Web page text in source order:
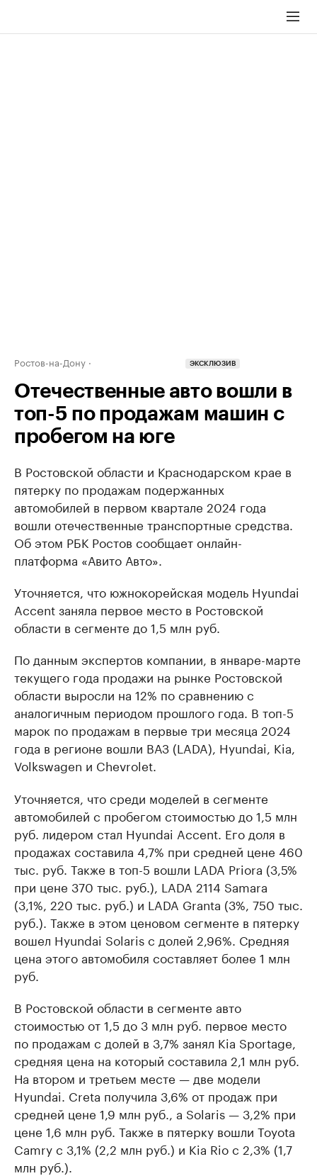
Ростов-на-Дону ЭКСКЛЮЗИВ
Отечественные авто вошли в
топ-5 по продажам машин с
пробегом на юге
В Ростовской области и Краснодарском крае в
пятерку по продажам подержанных
автомобилей в первом квартале 2024 года
вошли отечественные транспортные средства.
Об этом РБК Ростов сообщает онлайн-
платформа «Авито Авто».
Уточняется, что южнокорейская модель Hyundai
Accent заняла первое место в Ростовской
области в сегменте до 1,5 млн руб.
По данным экспертов компании, в январе-марте
текущего года продажи на рынке Ростовской
области выросли на 12% по сравнению с
аналогичным периодом прошлого года. В топ-5
марок по продажам в первые три месяца 2024
года в регионе вошли ВАЗ (LADA), Hyundai, Kia,
Volkswagen и Chevrolet.
Уточняется, что среди моделей в сегменте
автомобилей с пробегом стоимостью до 1,5 млн
руб. лидером стал Hyundai Accent. Его доля в
продажах составила 4,7% при средней цене 460
тыс. руб. Также в топ-5 вошли LADA Priora (3,5%
при цене 370 тыс. руб.), LADA 2114 Samara
(3,1%, 220 тыс. руб.) и LADA Granta (3%, 750 тыс.
руб.). Также в этом ценовом сегменте в пятерку
вошел Hyundai Solaris с долей 2,96%. Средняя
цена этого автомобиля составляет более 1 млн
руб.
В Ростовской области в сегменте авто
стоимостью от 1,5 до 3 млн руб. первое место
по продажам с долей в 3,7% занял Kia Sportage,
средняя цена на который составила 2,1 млн руб.
На втором и третьем месте — две модели
Hyundai. Creta получила 3,6% от продаж при
средней цене 1,9 млн руб., а Solaris — 3,2% при
цене 1,6 млн руб. Также в пятерку вошли Toyota
Camry с 3,1% (2,2 млн руб.) и Kia Rio с 2,3% (1,7
млн руб.).